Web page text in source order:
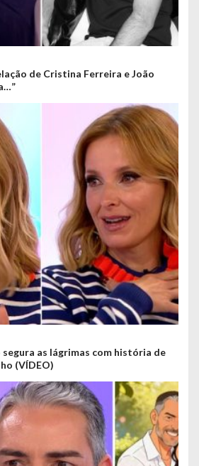
de Cristina Ferreira e João
as lágrimas com história de
(VÍDEO)